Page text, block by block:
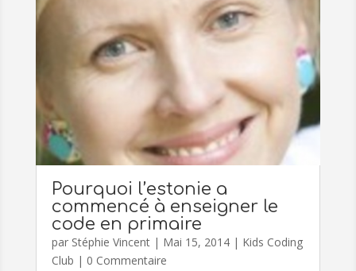
Pourquoi l’estonie a
commencé à enseigner le
code en primaire
par Stéphie Vincent| Mai 15, 2014| Kids Coding
Club | 0 Commentaire